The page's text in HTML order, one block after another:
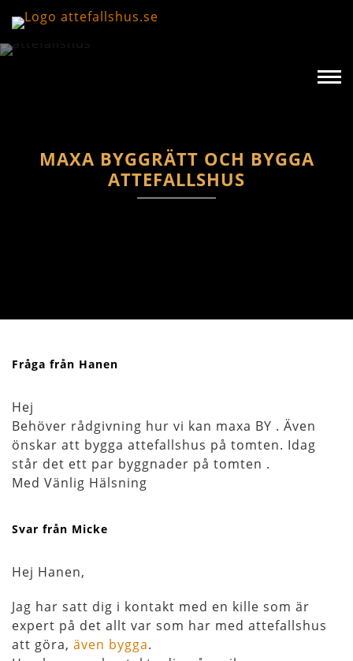
MAXA BYGGRÄTT OCH BYGGA
ATTEFALLSHUS
Fråga från Hanen
Hej
Behöver rådgivning hur vi kan maxa BY . Även
önskar att bygga attefallshus på tomten. Idag
står det ett par byggnader på tomten .
Med Vänlig Hälsning
Svar från Micke
Hej Hanen,
Jag har satt dig i kontakt med en kille som är
expert på det allt var som har med attefallshus
att göra, även bygga.